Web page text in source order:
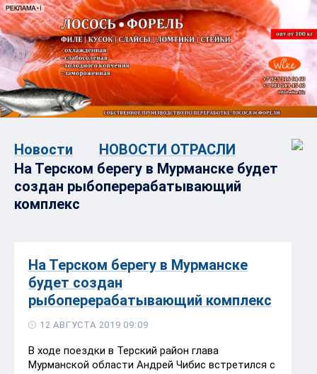
Новости
НОВОСТИ ОТРАСЛИ
На Терском берегу в Мурманске будет
создан рыбоперерабатывающий
комплекс
На Терском берегу в Мурманске
будет создан
рыбоперерабатывающий комплекс
12 АВГУСТА 2019 09:09
В ходе поездки в Терский район глава
Мурманской области Андрей Чибис встретился с